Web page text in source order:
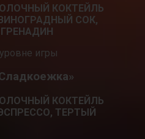
КОКТЕЙЛЬ
СОК,
игры
КОКТЕЙЛЬ
ТЕРТЫЙ